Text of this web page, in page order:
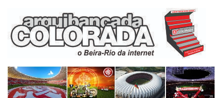
content
Arquibancada Colorada